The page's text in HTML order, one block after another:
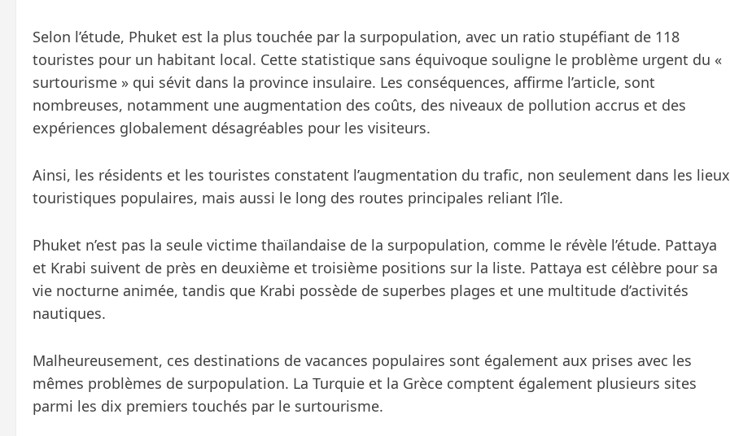
Selon l’étude, Phuket est la plus touchée par la surpopulation, avec un ratio stupéfiant de 118
touristes pour un habitant local. Cette statistique sans équivoque souligne le problème urgent du «
surtourisme » qui sévit dans la province insulaire. Les conséquences, affirme l’article, sont
nombreuses, notamment une augmentation des coûts, des niveaux de pollution accrus et des
expériences globalement désagréables pour les visiteurs.
Ainsi, les résidents et les touristes constatent l’augmentation du trafic, non seulement dans les lieux
touristiques populaires, mais aussi le long des routes principales reliant l’île.
Phuket n’est pas la seule victime thaïlandaise de la surpopulation, comme le révèle l’étude. Pattaya
et Krabi suivent de près en deuxième et troisième positions sur la liste. Pattaya est célèbre pour sa
vie nocturne animée, tandis que Krabi possède de superbes plages et une multitude d’activités
nautiques.
Malheureusement, ces destinations de vacances populaires sont également aux prises avec les
mêmes problèmes de surpopulation. La Turquie et la Grèce comptent également plusieurs sites
parmi les dix premiers touchés par le surtourisme.